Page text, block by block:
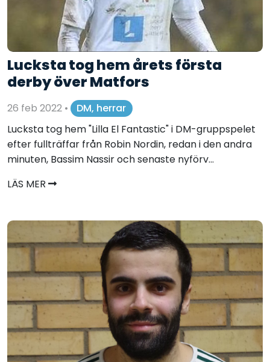
Lucksta tog hem årets första
derby över Matfors
26 feb 2022 •
DM, herrar
Lucksta tog hem "Lilla El Fantastic" i DM-gruppspelet
efter fullträffar från Robin Nordin, redan i den andra
minuten, Bassim Nassir och senaste nyförv...
LÄS MER